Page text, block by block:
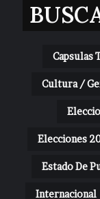
Capsulas
Cultura /
Elecciones
Estado De
Internacional